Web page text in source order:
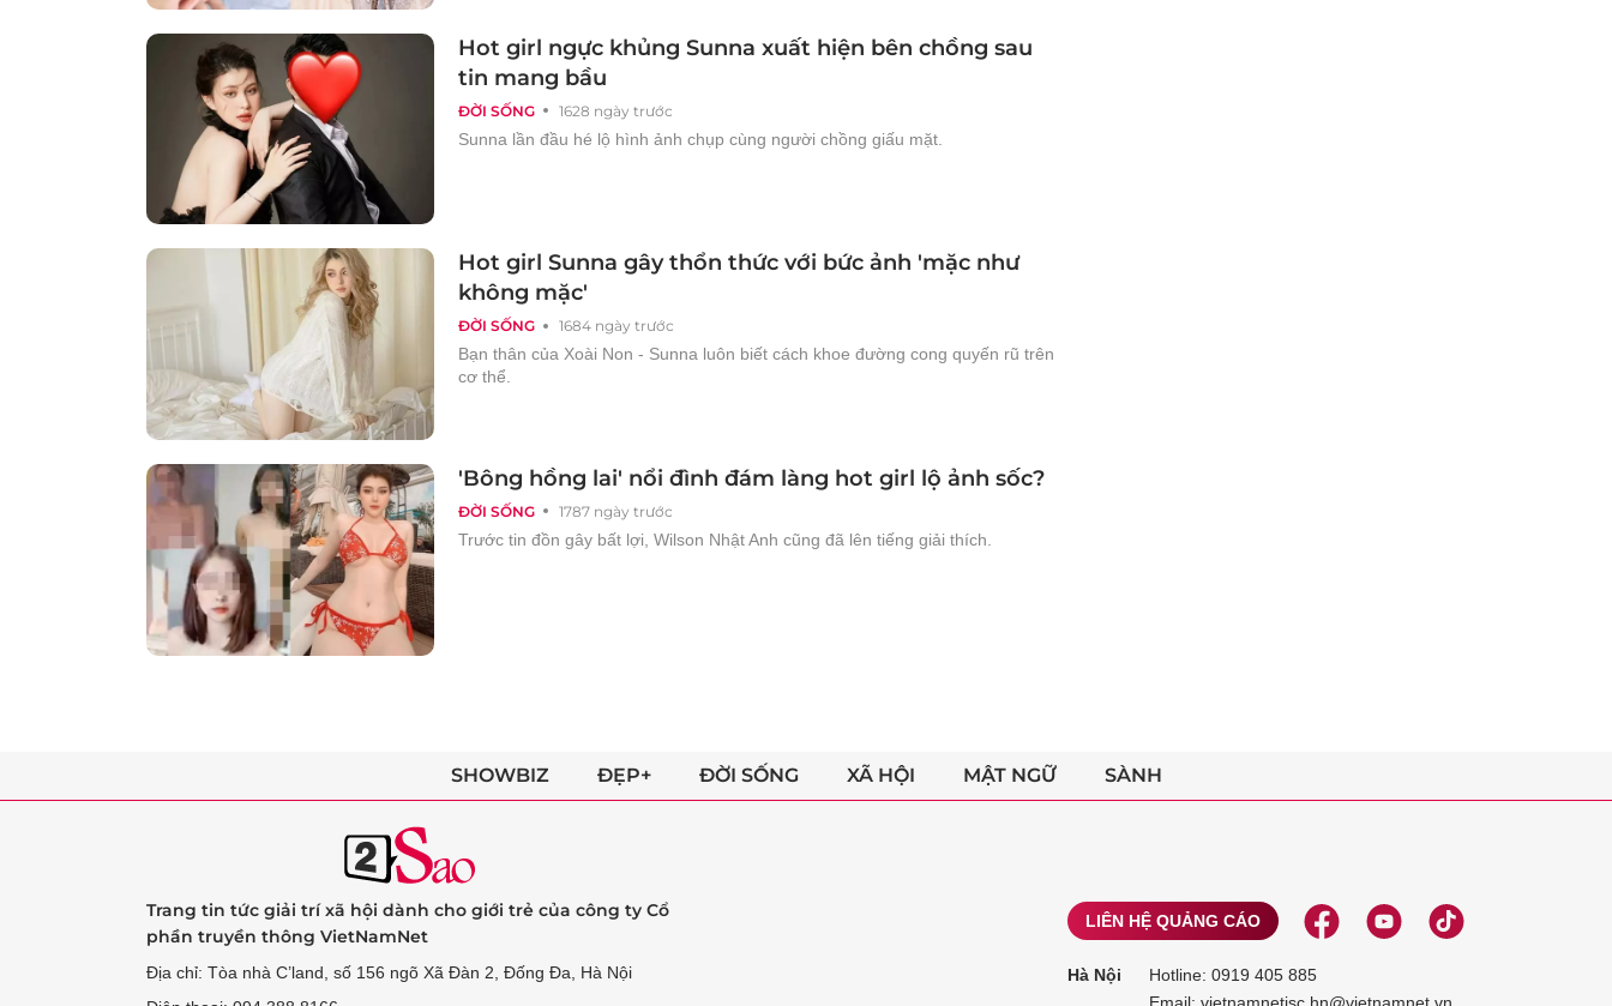
ĐỜI SỐNG 1628 ngày trước
Hot girl ngực khủng Sunna xuất hiện bên chồng sau
tin mang bầu
Sunna lần đầu hé lộ hình ảnh chụp cùng người chồng giấu mặt.
ĐỜI SỐNG 1684 ngày trước
Hot girl Sunna gây thổn thức với bức ảnh 'mặc như
không mặc'
Bạn thân của Xoài Non - Sunna luôn biết cách khoe đường cong quyến rũ trên
cơ thể.
ĐỜI SỐNG 1787 ngày trước
'Bông hồng lai' nổi đình đám làng hot girl lộ ảnh sốc?
Trước tin đồn gây bất lợi, Wilson Nhật Anh cũng đã lên tiếng giải thích.
SHOWBIZ ĐẸP+ ĐỜI SỐNG XÃ HỘI MẬT NGỮ SÀNH
Trang tin tức giải trí xã hội dành cho giới trẻ của công ty Cổ
phần truyền thông VietNamNet
Địa chỉ: Tòa nhà C’land, số 156 ngõ Xã Đàn 2, Đống Đa, Hà Nội
LIÊN HỆ QUẢNG CÁO
Hà Nội Hotline: 0919 405 885
Email: vietnamnetjsc.hn@vietnamnet.vn